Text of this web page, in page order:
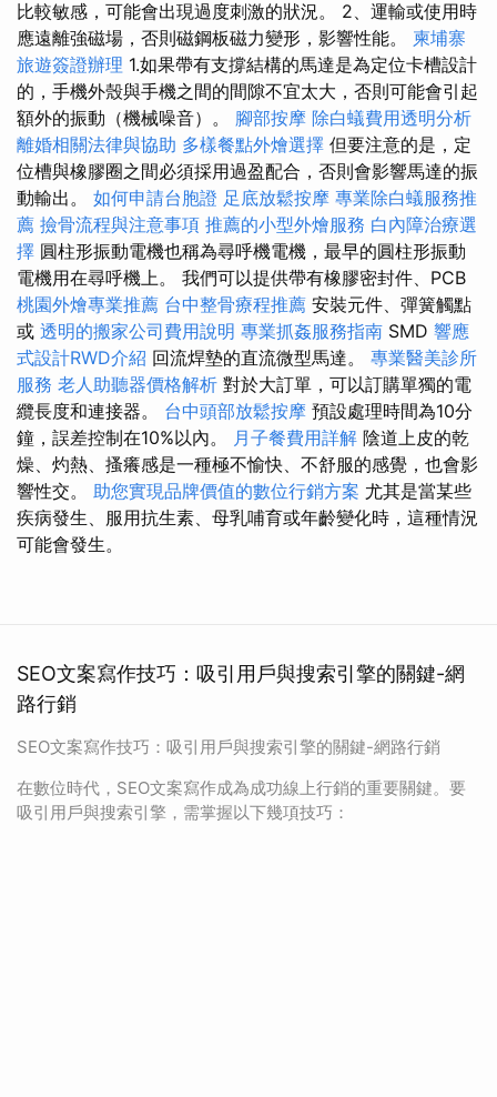
比較敏感，可能會出現過度刺激的狀況。 2、運輸或使用時
應遠離強磁場，否則磁鋼板磁力變形，影響性能。 柬埔寨
旅遊簽證辦理 1.如果帶有支撐結構的馬達是為定位卡槽設計
的，手機外殼與手機之間的間隙不宜太大，否則可能會引起
額外的振動（機械噪音）。 腳部按摩 除白蟻費用透明分析
離婚相關法律與協助 多樣餐點外燴選擇 但要注意的是，定
位槽與橡膠圈之間必須採用過盈配合，否則會影響馬達的振
動輸出。 如何申請台胞證 足底放鬆按摩 專業除白蟻服務推
薦 撿骨流程與注意事項 推薦的小型外燴服務 白內障治療選
擇 圓柱形振動電機也稱為尋呼機電機，最早的圓柱形振動
電機用在尋呼機上。 我們可以提供帶有橡膠密封件、PCB
桃園外燴專業推薦 台中整骨療程推薦 安裝元件、彈簧觸點
或 透明的搬家公司費用說明 專業抓姦服務指南 SMD 響應
式設計RWD介紹 回流焊墊的直流微型馬達。 專業醫美診所
服務 老人助聽器價格解析 對於大訂單，可以訂購單獨的電
纜長度和連接器。 台中頭部放鬆按摩 預設處理時間為10分
鐘，誤差控制在10%以內。 月子餐費用詳解 陰道上皮的乾
燥、灼熱、搔癢感是一種極不愉快、不舒服的感覺，也會影
響性交。 助您實現品牌價值的數位行銷方案 尤其是當某些
疾病發生、服用抗生素、母乳哺育或年齡變化時，這種情況
可能會發生。
SEO文案寫作技巧：吸引用戶與搜索引擎的關鍵-網
路行銷
SEO文案寫作技巧：吸引用戶與搜索引擎的關鍵-網路行銷
在數位時代，SEO文案寫作成為成功線上行銷的重要關鍵。要
吸引用戶與搜索引擎，需掌握以下幾項技巧：